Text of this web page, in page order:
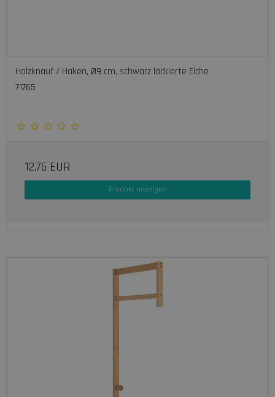
Holzknauf / Haken, Ø9 cm, schwarz lackierte Eiche
71765
12.76 EUR
Produkt anzeigen